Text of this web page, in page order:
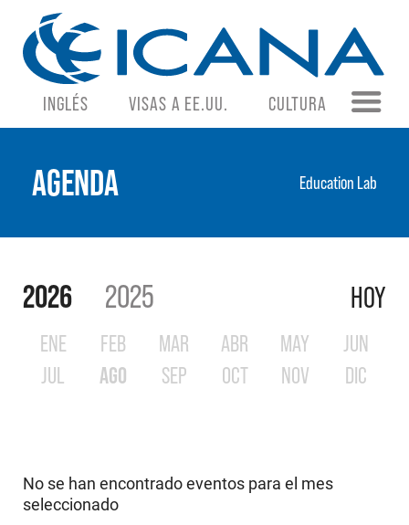
INGLÉS VISAS A EE.UU. CULTURA
AGENDA Education Lab
2026 2025 HOY
ENE FEB MAR ABR MAY
JUN
JUL
AGO SEP OCT NOV DIC
No se han encontrado eventos para el mes
seleccionado